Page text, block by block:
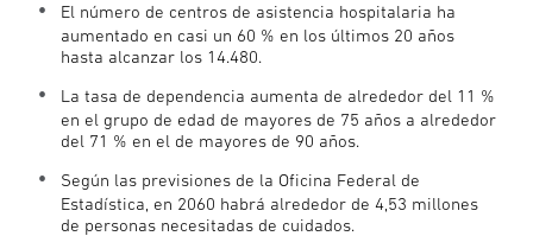
El número de centros de asistencia hospitalaria ha
aumentado en casi un 60 % en los últimos 20 años
hasta alcanzar los 14.480.
La tasa de dependencia aumenta de alrededor del 11 %
en el grupo de edad de mayores de 75 años a alrededor
del 71 % en el de mayores de 90 años.
Según las previsiones de la Oficina Federal de
Estadística, en 2060 habrá alrededor de 4,53 millones
de personas necesitadas de cuidados.